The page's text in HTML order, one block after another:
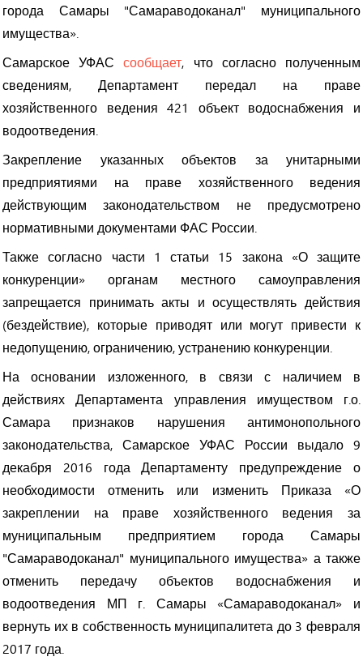
Жителям Тольятти, трудоустроенным за пределами
города, окажут финансовую поддержку
В Самаре ввели строгие правила участия в шествии
«Бессмертного полка»
С бесплатным проездом для льготников обещают
разобраться в апреле
Сквер Пушкина больше не «гайд-парк»
города Самары "Самараводоканал" муниципального
имущества».
Самарское УФАСсообщает, что согласно полученным
сведениям, Департамент передал на праве
хозяйственного ведения 421 объект водоснабжения и
водоотведения.
Закрепление указанных объектов за унитарными
предприятиями на праве хозяйственного ведения
действующим законодательством не предусмотрено
нормативными документами ФАС России.
Также согласно части 1 статьи 15 закона «О защите
конкуренции» органам местного самоуправления
запрещается принимать акты и осуществлять действия
(бездействие), которые приводят или могут привести к
недопущению, ограничению, устранению конкуренции.
На основании изложенного, в связи с наличием в
действиях Департамента управления имуществом г.о.
Самара признаков нарушения антимонопольного
законодательства, Самарское УФАС России выдало 9
декабря 2016 года Департаменту предупреждение о
необходимости отменить или изменить Приказа «О
закреплении на праве хозяйственного ведения за
муниципальным предприятием города Самары
"Самараводоканал" муниципального имущества» а также
отменить передачу объектов водоснабжения и
водоотведения МП г. Самары «Самараводоканал» и
вернуть их в собственность муниципалитета до 3 февраля
2017 года.